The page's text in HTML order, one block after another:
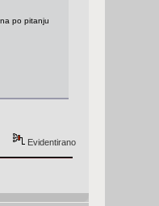
po pitanju
Evidentirano